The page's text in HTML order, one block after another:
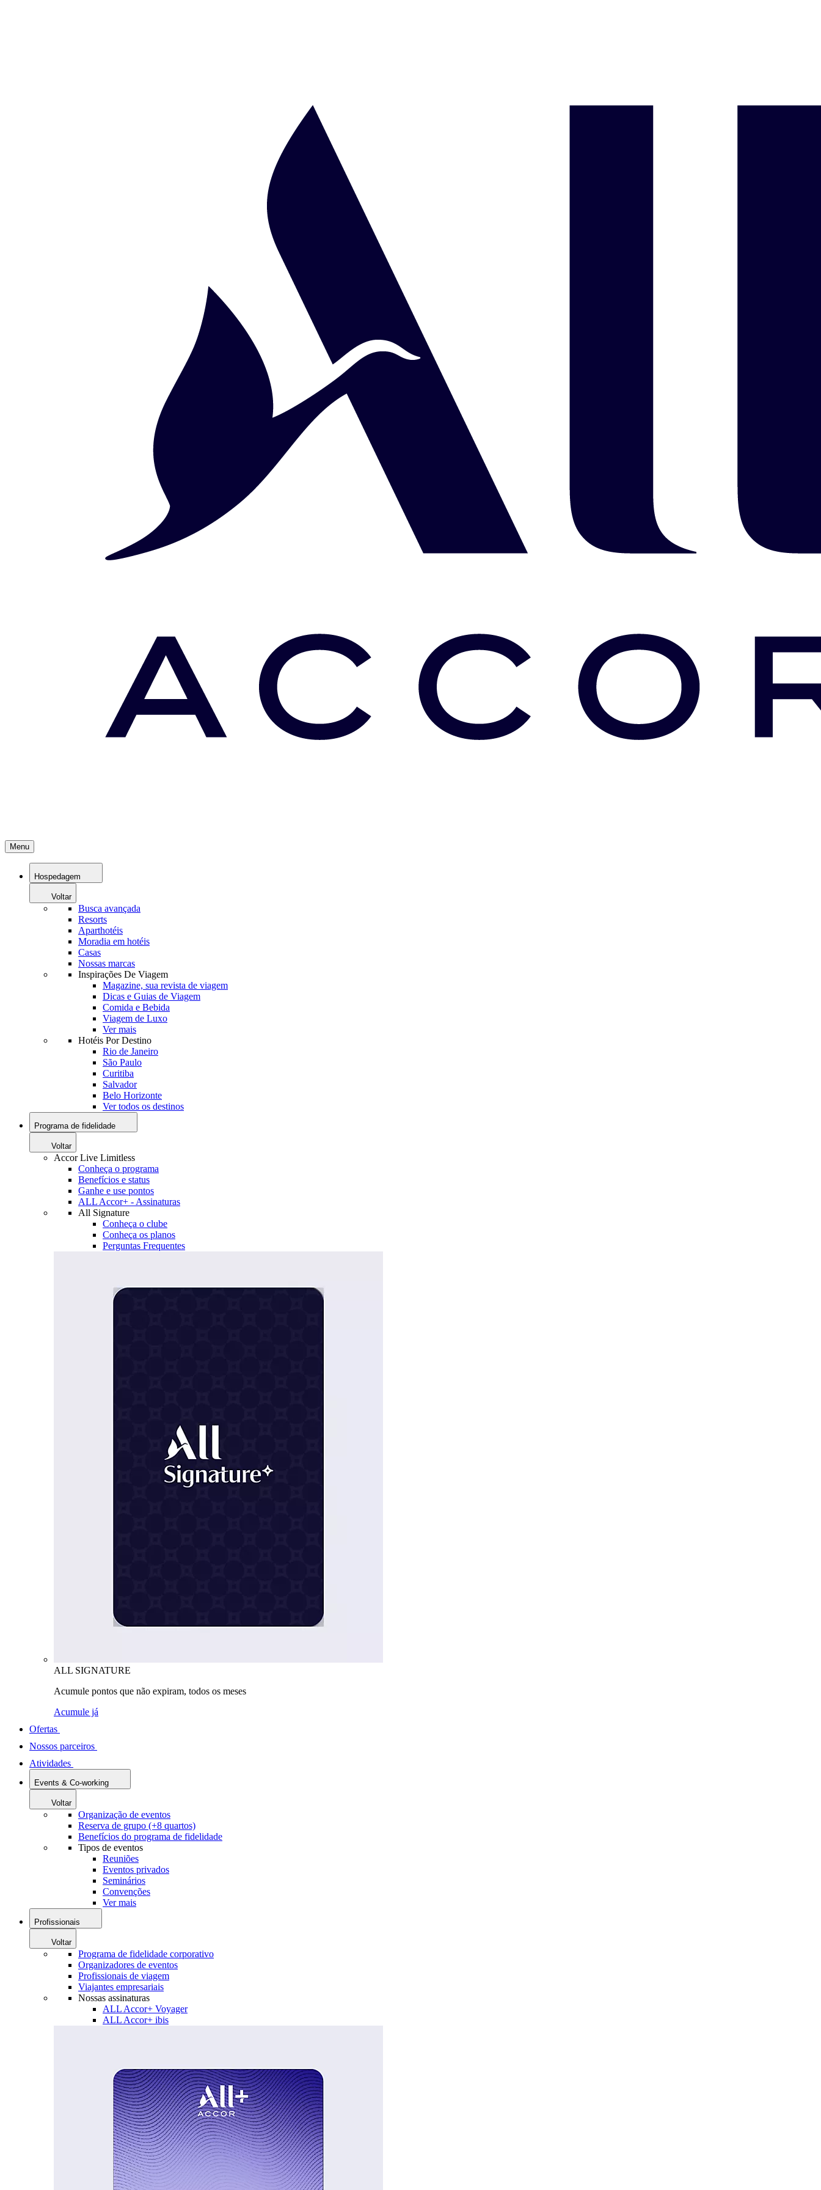
Menu
Hospedagem
Voltar
Busca avançada
Resorts
Aparthotéis
Moradia em hotéis
Casas
Nossas marcas
Inspirações De Viagem
Magazine, sua revista de viagem
Dicas e Guias de Viagem
Comida e Bebida
Viagem de Luxo
Ver mais
Hotéis Por Destino
Rio de Janeiro
São Paulo
Curitiba
Salvador
Belo Horizonte
Ver todos os destinos
Programa de fidelidade
Voltar
Accor Live Limitless
Conheça o programa
Benefícios e status
Ganhe e use pontos
ALL Accor+ - Assinaturas
All Signature
Conheça o clube
Conheça os planos
Perguntas Frequentes
ALL SIGNATURE
Acumule pontos que não expiram, todos os meses
Acumule já
Ofertas
Nossos parceiros
Atividades
Events & Co-working
Voltar
Organização de eventos
Reserva de grupo (+8 quartos)
Benefícios do programa de fidelidade
Tipos de eventos
Reuniões
Eventos privados
Seminários
Convenções
Ver mais
Profissionais
Voltar
Programa de fidelidade corporativo
Organizadores de eventos
Profissionais de viagem
Viajantes empresariais
Nossas assinaturas
ALL Accor+ Voyager
ALL Accor+ ibis